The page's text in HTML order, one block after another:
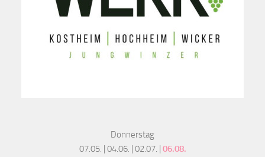
Donnerstag
07.05. | 04.06. | 02.07. | 06.08.